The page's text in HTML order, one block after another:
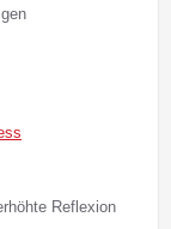
Reflexion